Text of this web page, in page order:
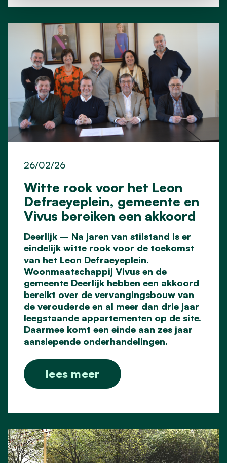
Witte rook voor het Leon
Defraeyeplein, gemeente en
Vivus bereiken een akkoord
26/02/26
Deerlijk – Na jaren van stilstand is er
eindelijk witte rook voor de toekomst
van het Leon Defraeyeplein.
Woonmaatschappij Vivus en de
gemeente Deerlijk hebben een akkoord
bereikt over de vervangingsbouw van
de verouderde en al meer dan drie jaar
leegstaande appartementen op de site.
Daarmee komt een einde aan zes jaar
aanslepende onderhandelingen.
lees meer